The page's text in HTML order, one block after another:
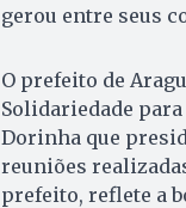
gerou entre seus
O prefeito de
Solidariedade
Dorinha que
reuniões
prefeito, reflete a